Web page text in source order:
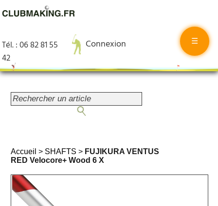
☰
Tél. : 06 82 81 55
42
Connexion
Accueil > SHAFTS > FUJIKURA VENTUS
RED Velocore+ Wood 6 X